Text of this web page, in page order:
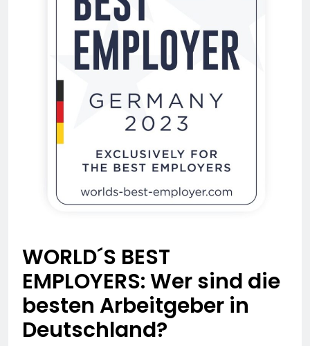
WORLD´S BEST
EMPLOYERS: Wer sind die
besten Arbeitgeber in
Deutschland?